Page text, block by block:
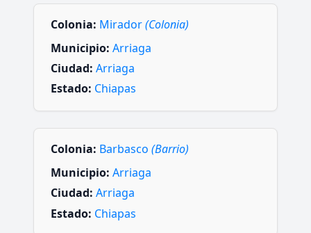
Colonia: Mirador(Colonia)
Municipio: Arriaga
Ciudad: Arriaga
Estado: Chiapas
Colonia: Barbasco (Barrio)
Municipio: Arriaga
Ciudad: Arriaga
Estado: Chiapas